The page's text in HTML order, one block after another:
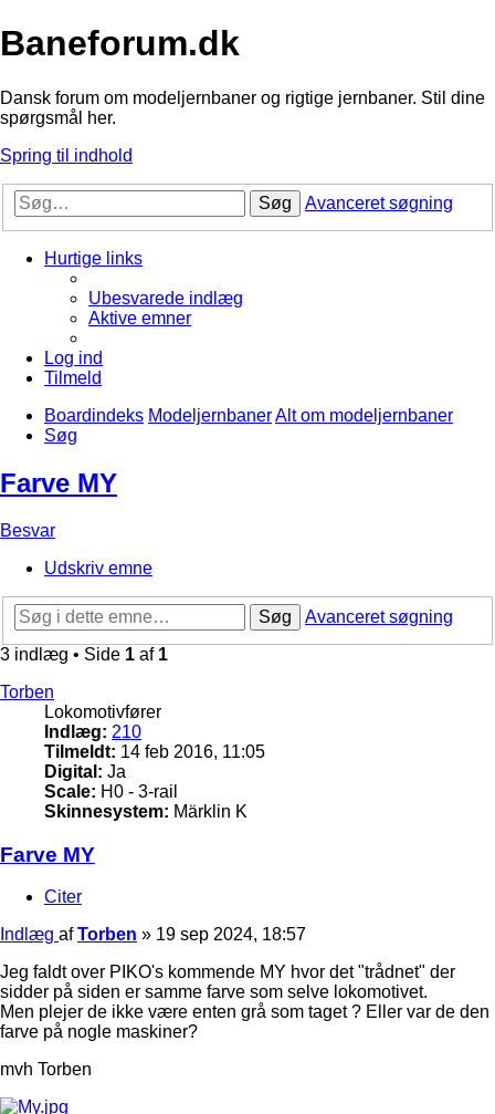
Baneforum.dk
Dansk forum om modeljernbaner og rigtige jernbaner. Stil dine
spørgsmål her.
Spring til indhold
Søg Avanceret søgning
Hurtige links
Ubesvarede indlæg
Aktive emner
Log ind
Tilmeld
Boardindeks ModeljernbanerAlt om modeljernbaner
Søg
Farve MY
Besvar
Udskriv emne
Søg
Avanceret søgning
3 indlæg • Side 1 af 1
Torben
Lokomotivfører
Indlæg: 210
Tilmeldt: 14 feb 2016, 11:05
Digital: Ja
Scale: H0 - 3-rail
Skinnesystem: Märklin K
Farve MY
Citer
Indlæg afTorben » 19 sep 2024, 18:57
Jeg faldt over PIKO's kommende MY hvor det "trådnet" der
sidder på siden er samme farve som selve lokomotivet.
Men plejer de ikke være enten grå som taget ? Eller var de den
farve på nogle maskiner?
mvh Torben